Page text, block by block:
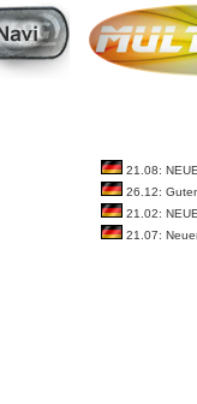
21.08:
26.12:
21.02:
21.07: